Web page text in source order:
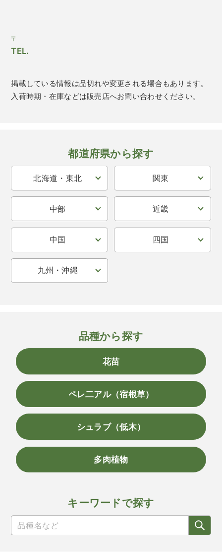
〒
TEL.
掲載している情報は品切れや変更される場合もあります。
入荷時期・在庫などは販売店へお問い合わせください。
都道府県から探す
北海道・東北 関東
中部 近畿
中国 四国
九州・沖縄
品種から探す
花苗
ペレ二アル（宿根草）
シュラブ（低木）
多肉植物
キーワードで探す